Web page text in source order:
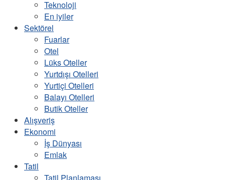
Teknoloji
En iyiler
Sektörel
Fuarlar
Otel
Lüks Oteller
Yurtdışı Otelleri
Yurtiçi Otelleri
Balayı Otelleri
Butik Oteller
Alışveriş
Ekonomi
İş Dünyası
Emlak
Tatil